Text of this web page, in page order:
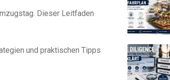
Dieser Leitfaden
und praktischen Tipps